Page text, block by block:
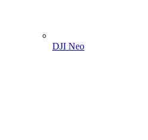
DJI Neo